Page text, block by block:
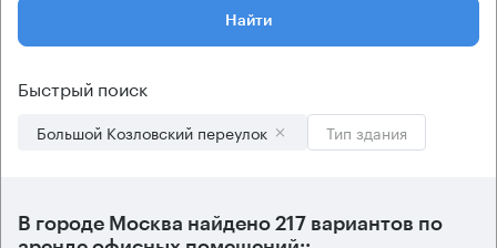
Найти
Быстрый поиск
Большой Козловский переулок Тип здания
В городе Москва найдено 217 вариантов по